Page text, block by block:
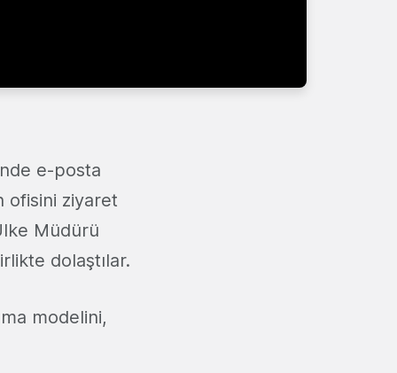
e-posta
ofisini ziyaret
Müdürü
dolaştılar.
modelini,